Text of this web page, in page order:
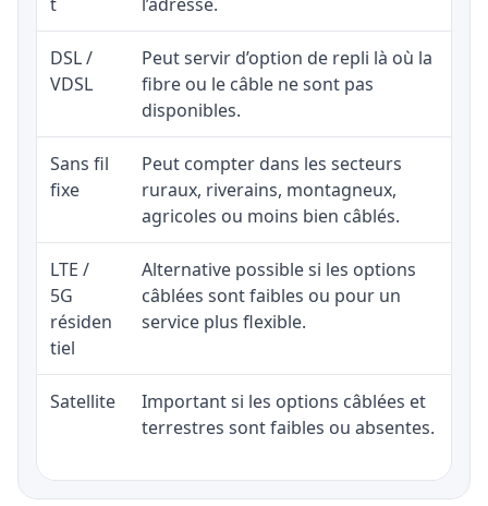
DSL /
VDSL
Peut servir d’option de repli là où la
fibre ou le câble ne sont pas
disponibles.
Sans fil
fixe
Peut compter dans les secteurs
ruraux, riverains, montagneux,
agricoles ou moins bien câblés.
LTE /
5G
résiden
tiel
Alternative possible si les options
câblées sont faibles ou pour un
service plus flexible.
Satellite
Important si les options câblées et
terrestres sont faibles ou absentes.